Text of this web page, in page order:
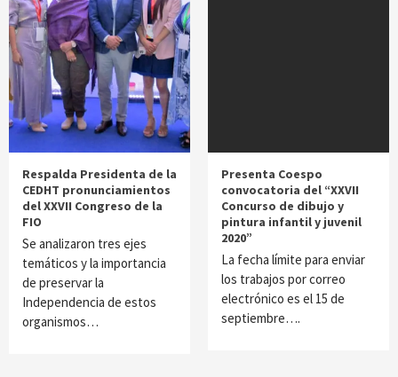
Respalda Presidenta de la
CEDHT pronunciamientos
del XXVII Congreso de la
FIO
Se analizaron tres ejes
temáticos y la importancia
de preservar la
Independencia de estos
organismos…
Presenta Coespo
convocatoria del “XXVII
Concurso de dibujo y
pintura infantil y juvenil
2020”
La fecha límite para enviar
los trabajos por correo
electrónico es el 15 de
septiembre….